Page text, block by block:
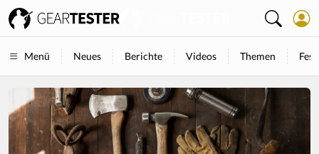
Menü Neues Berichte Videos Themen